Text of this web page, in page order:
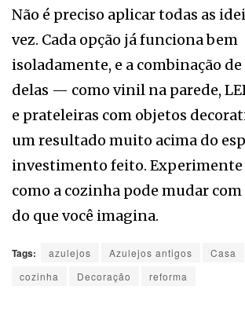
Não é preciso aplicar todas as
vez. Cada opção já funciona bem
isoladamente, e a combinação
delas — como vinil na parede,
e prateleiras com objetos
um resultado muito acima do
investimento feito. Experimente
como a cozinha pode mudar
do que você imagina.
Tags: azulejos Azulejos antigos Casa
cozinha
Decoração reforma